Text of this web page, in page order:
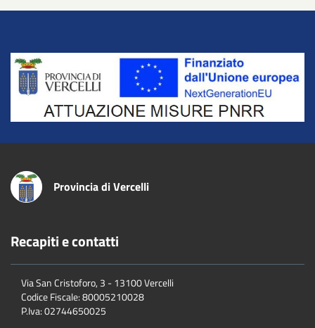
Title
Provincia di Vercelli
Recapiti e contatti
Via San Cristoforo, 3 - 13100 Vercelli
Codice Fiscale:80005210028
P.Iva:02744650025